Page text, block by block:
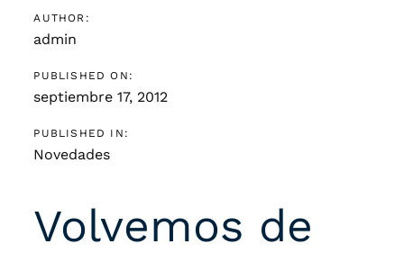
AUTHOR:
admin
PUBLISHED ON:
septiembre 17, 2012
PUBLISHED IN:
Novedades
Volvemos de